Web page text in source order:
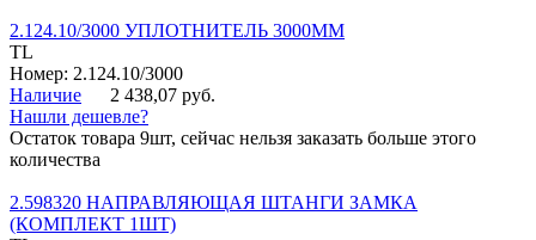
2.124.10/3000 УПЛОТНИТЕЛЬ 3000ММ
TL
Номер: 2.124.10/3000
Наличие
2 438,07 руб.
Нашли дешевле?
Остаток товара 9шт, сейчас нельзя заказать больше этого
количества
2.598320 НАПРАВЛЯЮЩАЯ ШТАНГИ ЗАМКА
(КОМПЛЕКТ 1ШТ)